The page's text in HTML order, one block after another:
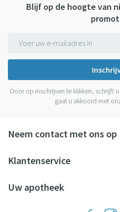
Blijf op de hoogte van
Door op inschrijven te klikken, schrijft
gaat u akkoord met
Neem contact met ons op
Klantenservice
Uw apotheek